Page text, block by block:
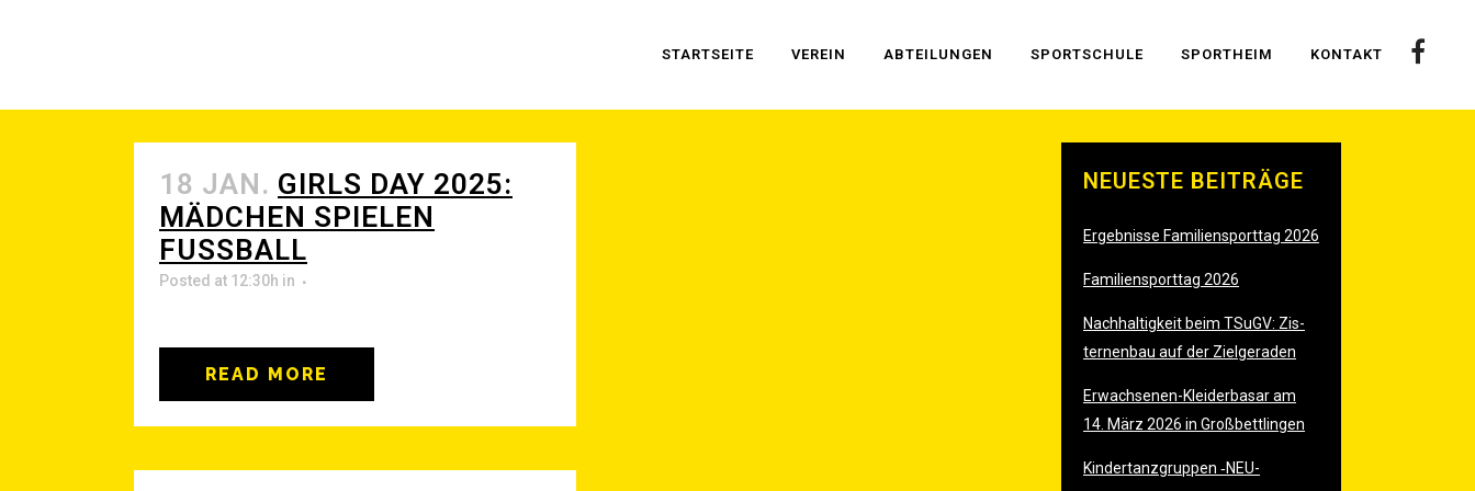
START­SEI­TE VER­EIN ABTEI­LUN­GEN SPORT­SCHU­LE SPORT­HEIM KON­TAKT
18 JAN. GIRLS DAY 2025:
MÄD­CHEN SPIE­LEN
FUSSBALL
Posted at 12:30h in
READ MORE
NEU­ES­TE BEITRÄGE
Ergeb­nis­se Fami­li­en­sport­tag 2026
Fami­li­en­sport­tag 2026
Nach­hal­tig­keit beim TSu­GV: Zis­
ter­nen­bau auf der Zielgeraden
Erwach­se­nen-Klei­der­ba­sar am
14. März 2026 in Großbettlingen
Kin­der­tanz­grup­pen ‑NEU-